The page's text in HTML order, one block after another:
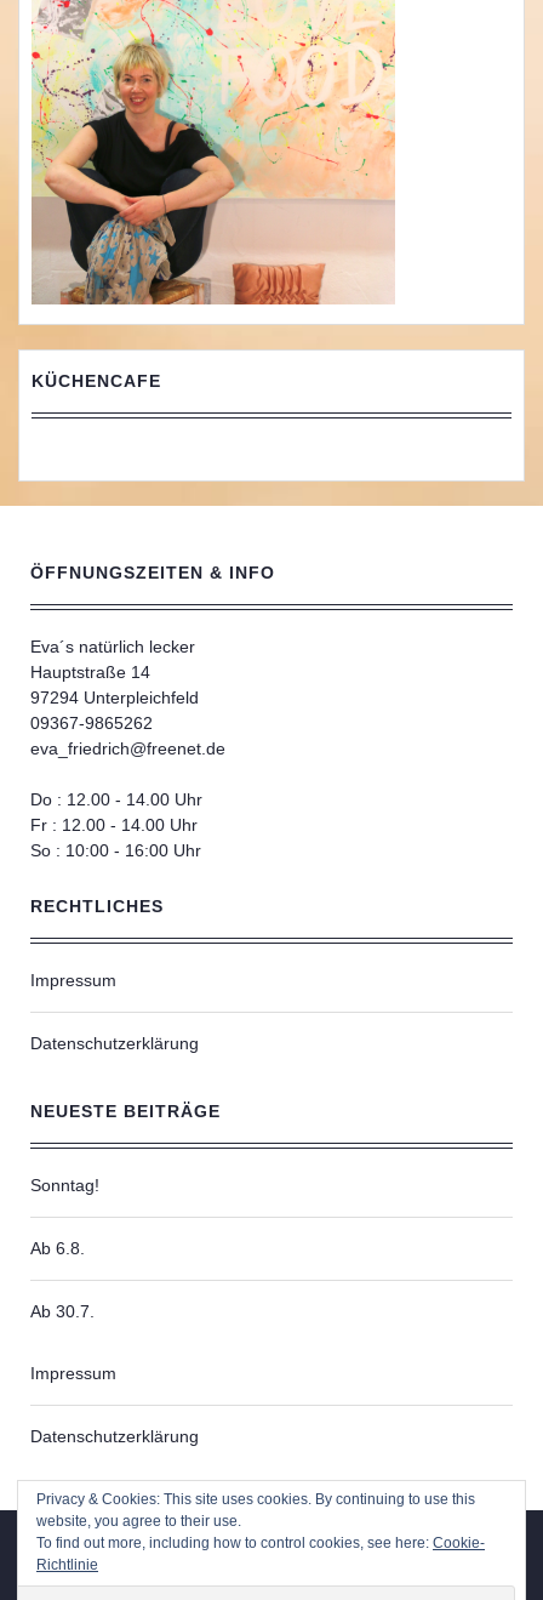
KÜCHENCAFE
ÖFFNUNGSZEITEN & INFO
Eva´s natürlich lecker
Hauptstraße 14
97294 Unterpleichfeld
09367-9865262
eva_friedrich@freenet.de
Do : 12.00 - 14.00 Uhr
Fr : 12.00 - 14.00 Uhr
So : 10:00 - 16:00 Uhr
RECHTLICHES
Impressum
Datenschutzerklärung
NEUESTE BEITRÄGE
Sonntag!
Ab 6.8.
Ab 30.7.
Impressum
Datenschutzerklärung
Privacy & Cookies: This site uses cookies. By continuing to use this
website, you agree to their use.
To find out more, including how to control cookies, see here: Cookie-
Richtlinie